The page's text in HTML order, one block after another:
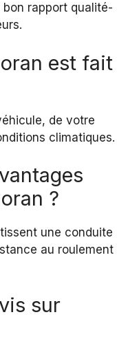
rapport qualité-
est fait
de votre
climatiques.
?
une conduite
au roulement
sur